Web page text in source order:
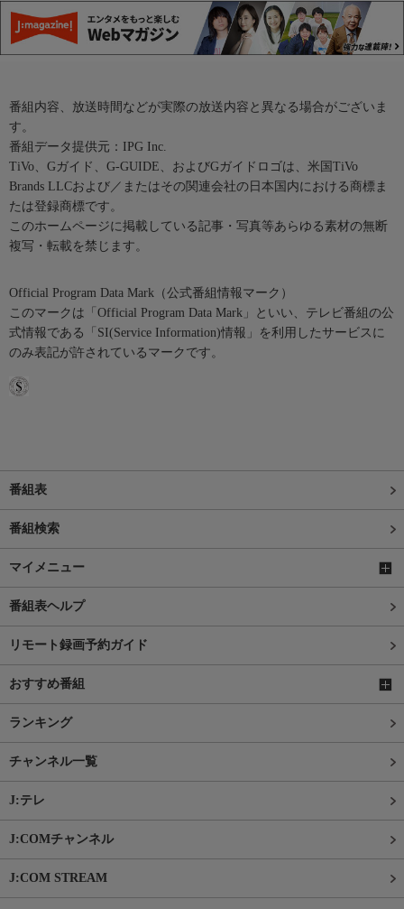
番組内容、放送時間などが実際の放送内容と異なる場合がございま
す。
番組データ提供元：IPG Inc.
TiVo、Gガイド、G-GUIDE、およびGガイドロゴは、米国TiVo
Brands LLCおよび／またはその関連会社の日本国内における商標ま
たは登録商標です。
このホームページに掲載している記事・写真等あらゆる素材の無断
複写・転載を禁じます。
Official Program Data Mark（公式番組情報マーク）
このマークは「Official Program Data Mark」といい、テレビ番組の公
式情報である「SI(Service Information)情報」を利用したサービスに
のみ表記が許されているマークです。
番組表
番組検索
マイメニュー
番組表ヘルプ
リモート録画予約ガイド
おすすめ番組
ランキング
チャンネル一覧
J:テレ
J:COMチャンネル
J:COM STREAM